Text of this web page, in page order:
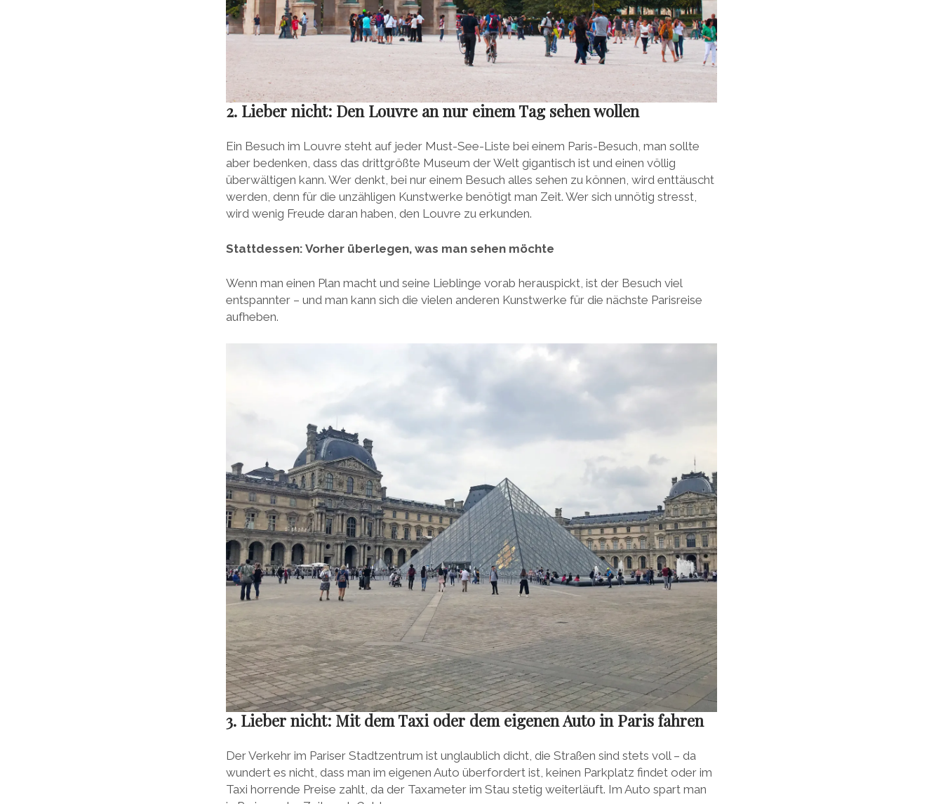
2. Lieber nicht: Den Louvre an nur einem Tag sehen wollen
Ein Besuch im Louvre steht auf jeder Must-See-Liste bei einem Paris-Besuch, man sollte
aber bedenken, dass das drittgrößte Museum der Welt gigantisch ist und einen völlig
überwältigen kann. Wer denkt, bei nur einem Besuch alles sehen zu können, wird enttäuscht
werden, denn für die unzähligen Kunstwerke benötigt man Zeit. Wer sich unnötig stresst,
wird wenig Freude daran haben, den Louvre zu erkunden.
Stattdessen: Vorher überlegen, was man sehen möchte
Wenn man einen Plan macht und seine Lieblinge vorab herauspickt, ist der Besuch viel
entspannter – und man kann sich die vielen anderen Kunstwerke für die nächste Parisreise
aufheben.
3. Lieber nicht: Mit dem Taxi oder dem eigenen Auto in Paris fahren
Der Verkehr im Pariser Stadtzentrum ist unglaublich dicht, die Straßen sind stets voll – da
wundert es nicht, dass man im eigenen Auto überfordert ist, keinen Parkplatz findet oder im
Taxi horrende Preise zahlt, da der Taxameter im Stau stetig weiterläuft. Im Auto spart man